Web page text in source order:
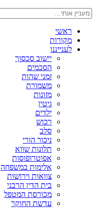
ראשי
מקורות
לענייננו
יישוב סכסוך
הסכמים
זמני שהות
משמורת
מזונות
גיטין
ילדים
רכוש
סלב
ניכור הורי
תלונות שווא
אפוטרופוסות
אלימות במשפחה
צוואות וירושות
בית הדין הרבני
מכורסת המטפל
עדשת החוקר